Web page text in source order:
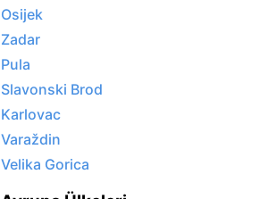
Osijek
Zadar
Pula
Slavonski Brod
Karlovac
Varaždin
Velika Gorica